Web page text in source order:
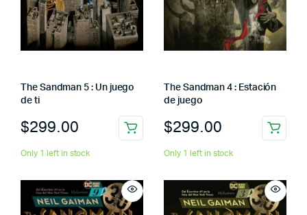
The Sandman 5 : Un juego
de ti
$299.00
Only 1 left in stock
The Sandman 4 : Estación
de juego
$299.00
Only 1 left in stock